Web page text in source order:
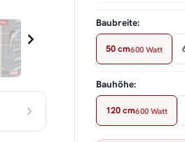
Baubreite:
50 cm600 Watt
Bauhöhe:
120 cm600 Watt